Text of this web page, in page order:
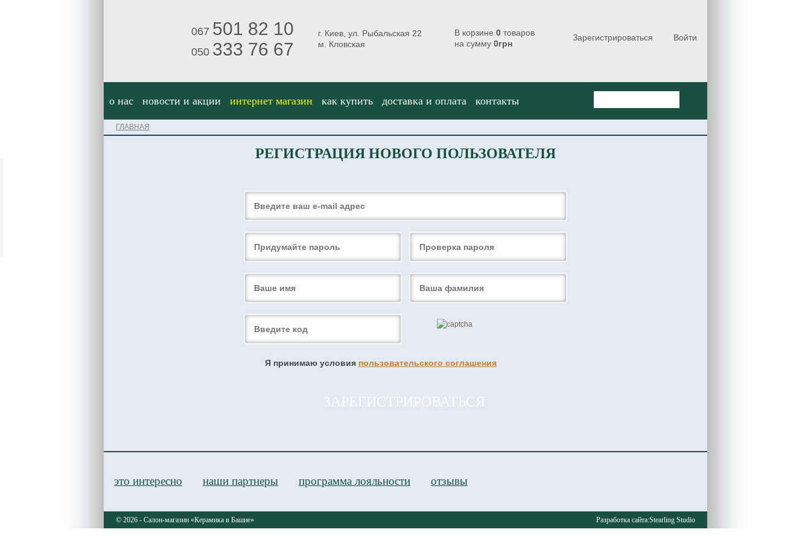
067 501 82 10
050 333 76 67
г. Киев, ул. Рыбальская 22
м. Кловская
В корзине 0 товаров
на сумму 0грн
Зарегистрироваться Войти
о нас новости и акции интернет магазин как купить доставка и оплата контакты
ГЛАВНАЯ
РЕГИСТРАЦИЯ НОВОГО ПОЛЬЗОВАТЕЛЯ
Я принимаю условия пользовательского соглашения
это интересно наши партнеры программа лояльности отзывы
© 2026 - Салон-магазин «Керамика в Башне» Разработка сайта:Stearling Studio